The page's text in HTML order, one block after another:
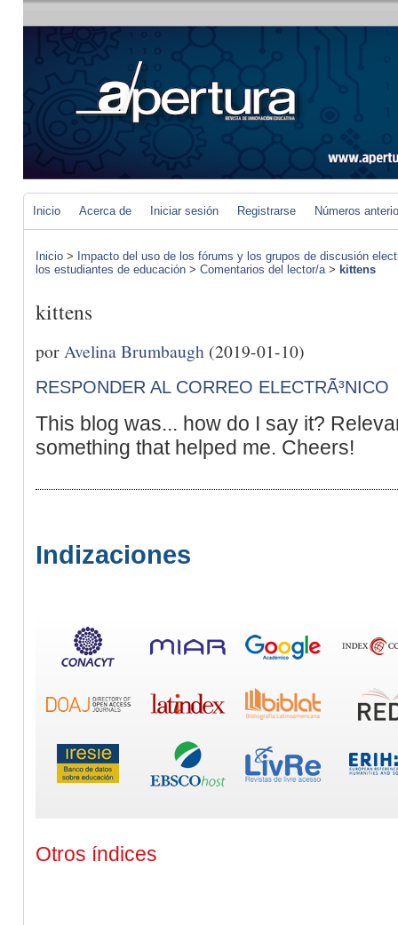
Inicio Acerca de Iniciar sesión Registrarse Números
Inicio > Impacto del uso de los fórums y los grupos de discusión
los estudiantes de educación > Comentarios del lector/a> kittens
kittens
por Avelina Brumbaugh (2019-01-10)
RESPONDER AL CORREO ELECTRÃ³NICO
This blog was... how do I say it?
something that helped me. Cheers!
Indizaciones
Otros índices